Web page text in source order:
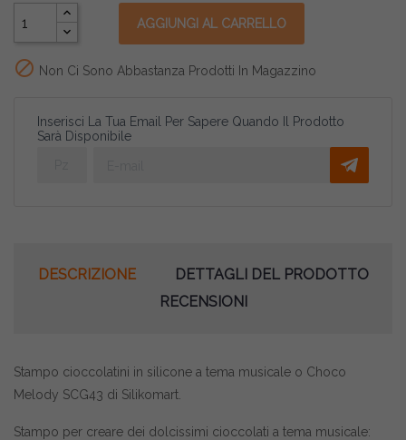
AGGIUNGI AL CARRELLO
 Non Ci Sono Abbastanza Prodotti In Magazzino
Inserisci La Tua Email Per Sapere Quando Il Prodotto
Sarà Disponibile
DESCRIZIONE
DETTAGLI DEL PRODOTTO
RECENSIONI
Stampo cioccolatini in silicone a tema musicale o Choco
Melody SCG43 di Silikomart.
Stampo per creare dei dolcissimi cioccolati a tema musicale: